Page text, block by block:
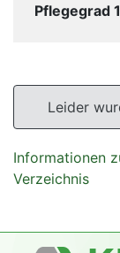
Pflegegrad
Leider
Informationen
Verzeichnis